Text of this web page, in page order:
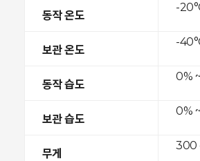
동작 온도
보관 온도
동작 습도
보관 습도
무게
-
-
0%
0%
300